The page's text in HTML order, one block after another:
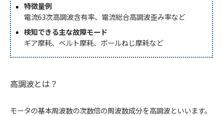
特徴量例
電流63次高調波含有率、電流総合高調波歪み率など
検知できる主な故障モード
ギア摩耗、ベルト摩耗、ボールねじ摩耗など
高調波とは？
モータの基本周波数の次数倍の周波数成分を高調波といいます。